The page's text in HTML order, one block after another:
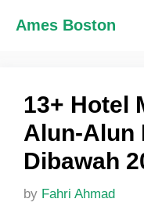
Ames Boston
13+ Hotel
Alun-Alun
Dibawah
by Fahri Ahmad